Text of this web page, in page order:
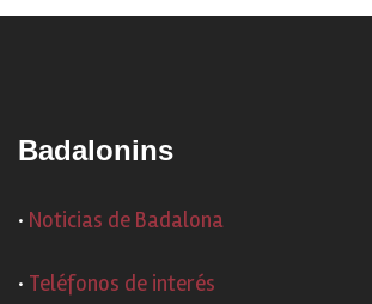
Badalonins
· Noticias de Badalona
· Teléfonos de interés